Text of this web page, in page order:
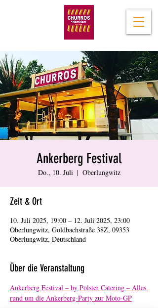
Ankerberg Festival
Do., 10. Juli
  |
Oberlungwitz
Zeit & Ort
10. Juli 2025, 19:00 – 12. Juli 2025, 23:00
Oberlungwitz, Goldbachstraße 38Z, 09353
Oberlungwitz, Deutschland
Über die Veranstaltung
Ankerberg Festival – by Polster Catering – Alles
rund um die Ankerberg-Party zur Moto-GP